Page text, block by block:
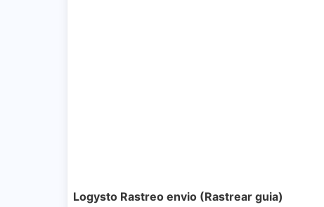
Logysto Rastreo envio (Rastrear guia)